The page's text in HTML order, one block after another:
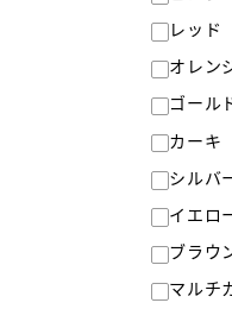
レッド
オレン
ゴール
カーキ
シルバ
イエロ
ブラウ
マルチ